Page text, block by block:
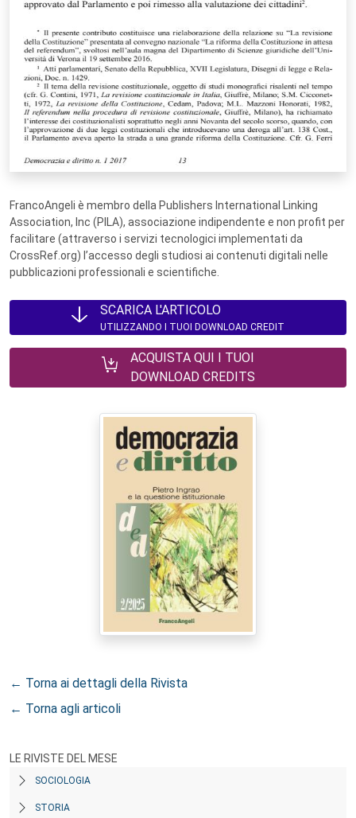
FrancoAngeli è membro della Publishers International Linking
Association, Inc (PILA), associazione indipendente e non profit per
facilitare (attraverso i servizi tecnologici implementati da
CrossRef.org) l’accesso degli studiosi ai contenuti digitali nelle
pubblicazioni professionali e scientifiche.
SCARICA L'ARTICOLO
UTILIZZANDO I TUOI DOWNLOAD CREDIT
ACQUISTA QUI I TUOI
DOWNLOAD CREDITS
← Torna ai dettagli della Rivista
← Torna agli articoli
LE RIVISTE DEL MESE
SOCIOLOGIA
STORIA